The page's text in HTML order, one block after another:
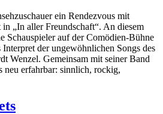
ein Rendezvous mit
„In aller Freundschaft“. An diesem
Schauspieler auf der Comödien-Bühne
Interpret der ungewöhnlichen Songs des
Wenzel. Gemeinsam mit seiner Band
neu erfahrbar: sinnlich, rockig,